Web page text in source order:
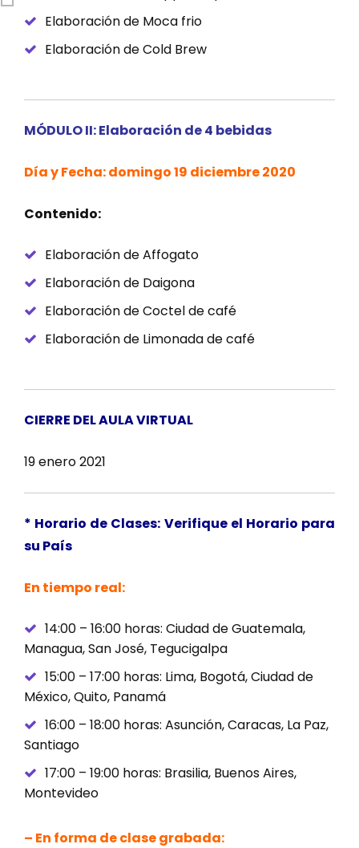
Elaboración de Moca frio
Elaboración de Cold Brew
MÓDULO II:Elaboración de 4 bebidas
Día y Fecha: domingo 19 diciembre 2020
Contenido:
Elaboración de Affogato
Elaboración de Daigona
Elaboración de Coctel de café
Elaboración de Limonada de café
CIERRE DEL AULA VIRTUAL
19 enero 2021
* Horario de Clases: Verifique el Horario para
su País
En tiempo real:
14:00 – 16:00 horas: Ciudad de Guatemala,
Managua, San José, Tegucigalpa
15:00 – 17:00 horas: Lima, Bogotá, Ciudad de
México, Quito, Panamá
16:00 – 18:00 horas: Asunción, Caracas, La Paz,
Santiago
17:00 – 19:00 horas: Brasilia, Buenos Aires,
Montevideo
– En forma de clase grabada: